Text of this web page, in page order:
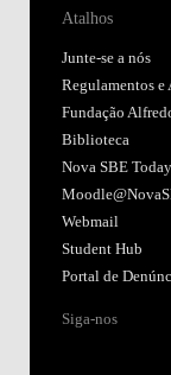
Atalhos
Junte-se a nós
Regulamentos e
Fundação
Biblioteca
Nova SBE Today
Webmail
Student Hub
Portal de
Siga-nos